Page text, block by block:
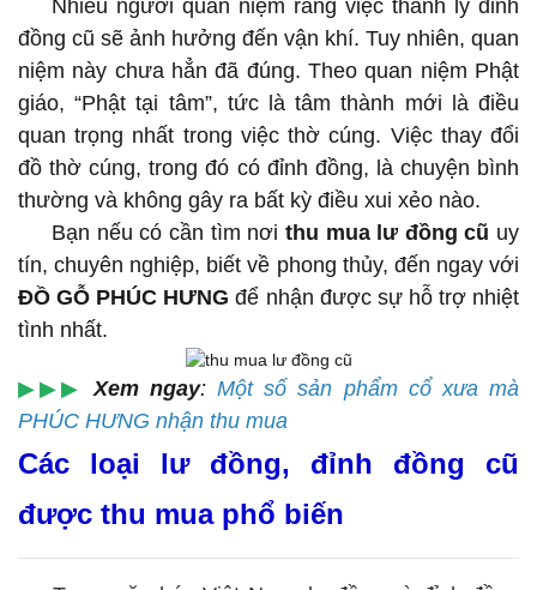
Nhiều người quan niệm rằng việc thanh lý đỉnh
đồng cũ sẽ ảnh hưởng đến vận khí. Tuy nhiên, quan
niệm này chưa hẳn đã đúng. Theo quan niệm Phật
giáo, “Phật tại tâm”, tức là tâm thành mới là điều
quan trọng nhất trong việc thờ cúng. Việc thay đổi
đồ thờ cúng, trong đó có đỉnh đồng, là chuyện bình
thường và không gây ra bất kỳ điều xui xẻo nào.
Bạn nếu có cần tìm nơi thu mua lư đồng cũ uy
tín, chuyên nghiệp, biết về phong thủy, đến ngay với
ĐỒ GỖ PHÚC HƯNG để nhận được sự hỗ trợ nhiệt
tình nhất.
▶▶▶ Xem ngay: Một số sản phẩm cổ xưa mà
PHÚC HƯNG nhận thu mua
Các loại lư đồng, đỉnh đồng cũ
được thu mua phổ biến